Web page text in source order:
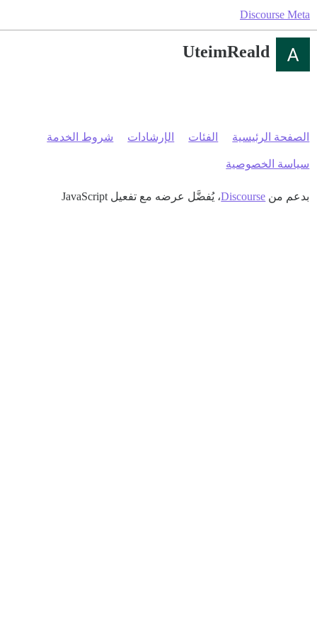
Discourse Meta
UteimReald
الصفحة الرئيسية الفئات الإرشادات شروط الخدمة
سياسة الخصوصية
بدعم من Discourse، يُفضَّل عرضه مع تفعيل JavaScript